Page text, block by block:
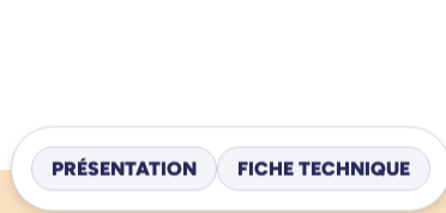
PRÉSENTATION FICHE TECHNIQUE